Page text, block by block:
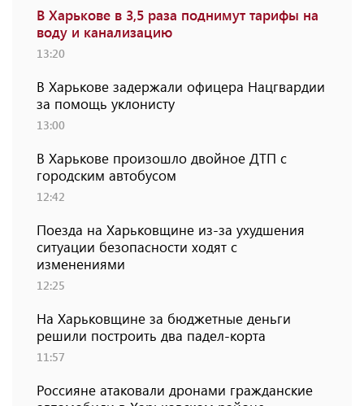
В Харькове в 3,5 раза поднимут тарифы на
воду и канализацию
13:20
В Харькове задержали офицера Нацгвардии
за помощь уклонисту
13:00
В Харькове произошло двойное ДТП с
городским автобусом
12:42
Поезда на Харьковщине из-за ухудшения
ситуации безопасности ходят с
изменениями
12:25
На Харьковщине за бюджетные деньги
решили построить два падел-корта
11:57
Россияне атаковали дронами гражданские